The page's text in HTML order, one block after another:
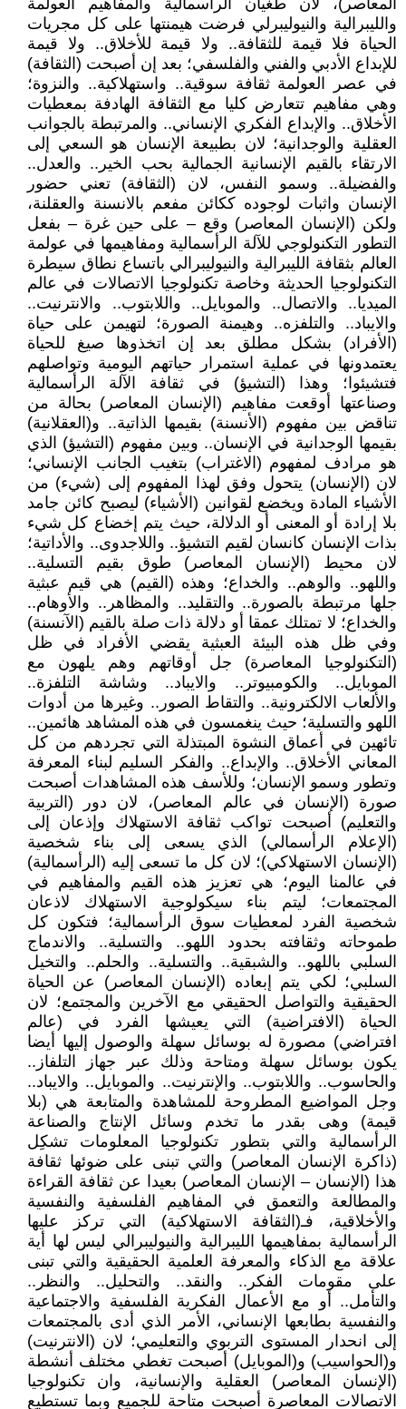
المعاصر)، لان طغيان الرأسمالية والمفاهيم العولمة
والليبرالية والنيوليبرلي فرضت هيمنتها على كل مجريات
الحياة فلا قيمة للثقافة.. ولا قيمة للأخلاق.. ولا قيمة
للإبداع الأدبي والفني والفلسفي؛ بعد إن أصبحت (الثقافة)
في عصر العولمة ثقافة سوقية.. واستهلاكية.. والنزوة؛
وهي مفاهيم تتعارض كليا مع الثقافة الهادفة بمعطيات
الأخلاق.. والإبداع الفكري الإنساني.. والمرتبطة بالجوانب
العقلية والوجدانية؛ لان بطبيعة الإنسان هو السعي إلى
الارتقاء بالقيم الإنسانية الجمالية بحب الخير.. والعدل..
والفضيلة.. وسمو النفس، لان (الثقافة) تعني حضور
الإنسان واثبات لوجوده ككائن مفعم بالانسنة والعقلنة،
ولكن (الإنسان المعاصر) وقع – على حين غرة – بفعل
التطور التكنولوجي للآلة الرأسمالية ومفاهيمها في عولمة
العالم بثقافة الليبرالية والنيوليبرالي باتساع نطاق سيطرة
التكنولوجيا الحديثة وخاصة تكنولوجيا الاتصالات في عالم
الميديا.. والاتصال.. والموبايل.. واللابتوب.. والانترنيت..
والايباد.. والتلفزه.. وهيمنة الصورة؛ لتهيمن على حياة
(الأفراد) بشكل مطلق بعد إن اتخذوها صيغ للحياة
يعتمدونها في عملية استمرار حياتهم اليومية وتواصلهم
فتشيئوا؛ وهذا (التشيؤ) في ثقافة الآلة الرأسمالية
وصناعتها أوقعت مفاهيم (الإنسان المعاصر) بحالة من
تناقض بين مفهوم (الأنسنة) بقيمها الذاتية.. و(العقلانية)
بقيمها الوجدانية في الإنسان.. وبين مفهوم (التشيؤ) الذي
هو مرادف لمفهوم (الاغتراب) بتغيب الجانب الإنساني؛
لان (الإنسان) يتحول وفق لهذا المفهوم إلى (شيء) من
الأشياء المادة ويخضع لقوانين (الأشياء) ليصبح كائن جامد
بلا إرادة أو المعنى أو الدلالة، حيث يتم إخضاع كل شيء
بذات الإنسان كانسان لقيم التشيؤ.. واللاجدوى.. والأداتية؛
لان محيط (الإنسان المعاصر) طوق بقيم التسلية..
واللهو.. والوهم.. والخداع؛ وهذه (القيم) هي قيم عبثية
جلها مرتبطة بالصورة.. والتقليد.. والمظاهر.. والأوهام..
والخداع؛ لا تمتلك عمقا أو دلالة ذات صلة بالقيم (الآنسنة)
وفي ظل هذه البيئة العبثية يقضي الأفراد في ظل
(التكنولوجيا المعاصرة) جل أوقاتهم وهم يلهون مع
الموبايل.. والكومبيوتر.. والايباد.. وشاشة التلفزة..
والألعاب الالكترونية.. والتقاط الصور.. وغيرها من أدوات
اللهو والتسلية؛ حيث ينغمسون في هذه المشاهد هائمين..
تائهين في أعماق النشوة المبتذلة التي تجردهم من كل
المعاني الأخلاق.. والإبداع.. والفكر السليم لبناء المعرفة
وتطور وسمو الإنسان؛ وللأسف هذه المشاهدات أصبحت
صورة (الإنسان في عالم المعاصر)، لان دور (التربية
والتعليم) أصبحت تواكب ثقافة الاستهلاك وإذعان إلى
(الإعلام الرأسمالي) الذي يسعى إلى بناء شخصية
(الإنسان الاستهلاكي)؛ لان كل ما تسعى إليه (الرأسمالية)
في عالمنا اليوم؛ هي تعزيز هذه القيم والمفاهيم في
المجتمعات؛ ليتم بناء سيكولوجية الاستهلاك لاذعان
شخصية الفرد لمعطيات سوق الرأسمالية؛ فتكون كل
طموحاته وثقافته بحدود اللهو.. والتسلية.. والاندماج
السلبي باللهو.. والشبقية.. والتسلية.. والحلم.. والتخيل
السلبي؛ لكي يتم إبعاده (الإنسان المعاصر) عن الحياة
الحقيقية والتواصل الحقيقي مع الآخرين والمجتمع؛ لان
الحياة (الافتراضية) التي يعيشها الفرد في (عالم
افتراضي) مصورة له بوسائل سهلة والوصول إليها أيضا
يكون بوسائل سهلة ومتاحة وذلك عبر جهاز التلفاز..
والحاسوب.. واللابتوب.. والإنترنيت.. والموبايل.. والايباد..
وجل المواضيع المطروحة للمشاهدة والمتابعة هي (بلا
قيمة) وهى بقدر ما تخدم وسائل الإنتاج والصناعة
الرأسمالية والتي بتطور تكنولوجيا المعلومات تشكِل
(ذاكرة الإنسان المعاصر) والتي تبنى على ضوئها ثقافة
هذا (الإنسان – الإنسان المعاصر) بعيدا عن ثقافة القراءة
والمطالعة والتعمق في المفاهيم الفلسفية والنفسية
والأخلاقية، فـ(الثقافة الاستهلاكية) التي تركز عليها
الرأسمالية بمفاهيمها الليبرالية والنيوليبرالي ليس لها أية
علاقة مع الذكاء والمعرفة العلمية الحقيقية والتي تبنى
على مقومات الفكر.. والنقد.. والتحليل.. والنظر..
والتأمل.. أو مع الأعمال الفكرية الفلسفية والاجتماعية
والنفسية بطابعها الإنساني، الأمر الذي أدى بالمجتمعات
إلى انحدار المستوى التربوي والتعليمي؛ لان (الانترنيت)
و(الحواسيب) و(الموبايل) أصبحت تغطي مختلف أنشطة
(الإنسان المعاصر) العقلية والإنسانية، وان تكنولوجيا
الاتصالات المعاصرة أصبحت متاحة للجميع وبما تستطيع